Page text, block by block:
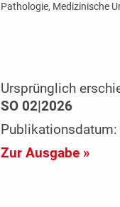
Pathologie, Medizinische
Ursprünglich
SO 02|2026
Zur Ausgabe »